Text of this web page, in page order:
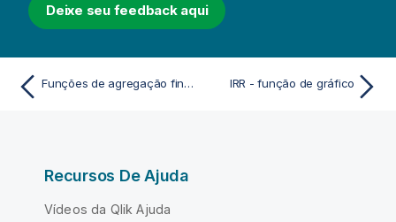
Deixe seu feedback aqui
Funções de agregação financeiras IRR - função de gráfico
Recursos De Ajuda
Vídeos da Qlik Ajuda